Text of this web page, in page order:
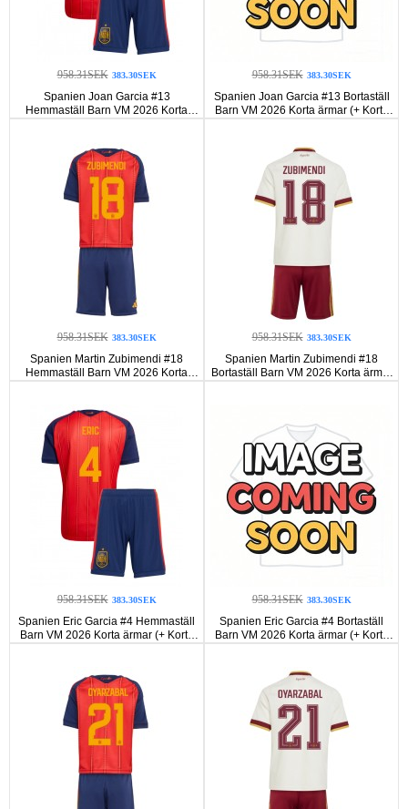
958.31SEK 383.30SEK
Spanien Joan Garcia #13
Hemmaställ Barn VM 2026 Korta
ärmar (+ Korta byxor)
958.31SEK 383.30SEK
Spanien Joan Garcia #13 Bortaställ
Barn VM 2026 Korta ärmar (+ Korta
byxor)
958.31SEK 383.30SEK
Spanien Martin Zubimendi #18
Hemmaställ Barn VM 2026 Korta
ärmar (+ Korta byxor)
958.31SEK 383.30SEK
Spanien Martin Zubimendi #18
Bortaställ Barn VM 2026 Korta ärmar
(+ Korta byxor)
958.31SEK 383.30SEK
Spanien Eric Garcia #4 Hemmaställ
Barn VM 2026 Korta ärmar (+ Korta
byxor)
958.31SEK 383.30SEK
Spanien Eric Garcia #4 Bortaställ
Barn VM 2026 Korta ärmar (+ Korta
byxor)